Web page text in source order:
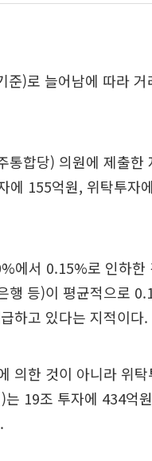
)로 늘어남에 따라
합당) 의원에 제출한
에 155억원, 위탁투자
에서 0.15%로 인하한
행 등)이 평균적으로
하고 있다는 지적이다.
의한 것이 아니라 위
19조 투자에 434억